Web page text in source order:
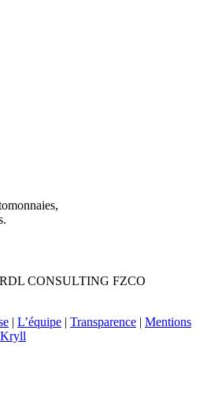
CONSULTING FZCO
| L’équipe | Transparence | Mentions
Kryll